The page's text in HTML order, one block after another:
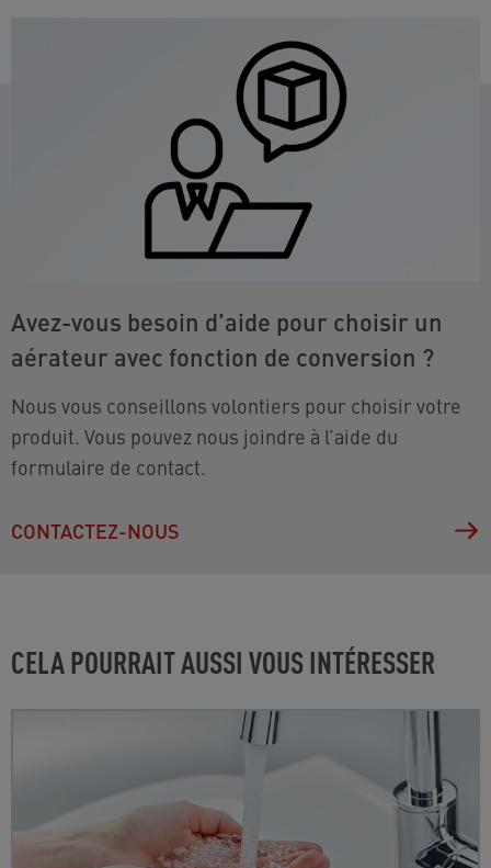
Avez-vous besoin d’aide pour choisir un
aérateur avec fonction de conversion ?
Nous vous conseillons volontiers pour choisir votre
produit. Vous pouvez nous joindre à l’aide du
formulaire de contact.
CONTACTEZ-NOUS
CELA POURRAIT AUSSI VOUS INTÉRESSER